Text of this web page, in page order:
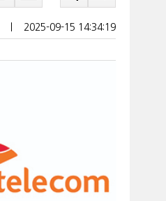
2025-09-15 14:34:19